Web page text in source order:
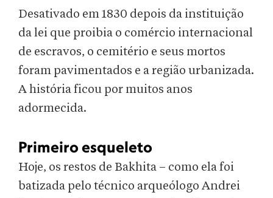
Desativado em 1830 depois da instituição
da lei que proibia o comércio internacional
de escravos, o cemitério e seus mortos
foram pavimentados e a região urbanizada.
A história ficou por muitos anos
adormecida.
Primeiro esqueleto
Hoje, os restos de Bakhita – como ela foi
batizada pelo técnico arqueólogo Andrei